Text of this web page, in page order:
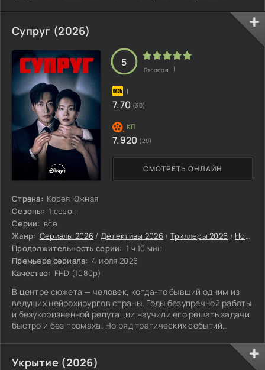
Супруг (2026)
Страна: Корея Южная
Сезоны: 1 сезон
Серии: все
Жанр: Сериалы 2026 / Детективы 2026/ Триллеры 2026 / Новинки сериалов 2026
Продолжительность серии: 1 ч 10 мин
Премьера сериала: 4 июля 2026
Качество: FHD (1080p)
В центре сюжета — человек, когда-то бывший одним из
ведущих нейрохирургов страны. Годы безупречной работы
и безукоризненной репутации научили его решать задачи
быстро и без промаха. Но ряд трагических событий
СМОТРЕТЬ ОНЛАЙН
5
Голосов: 1
7.70 (30)
7.920 (20)
Укрытие (2026)